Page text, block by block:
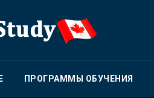
ПРОГРАММЫ ОБУЧЕНИЯ